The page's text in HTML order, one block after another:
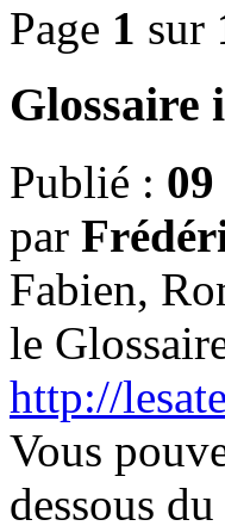
Page 1 sur
Glossaire
Publié :
par
Fabien,
le
http://
Vous
dessous